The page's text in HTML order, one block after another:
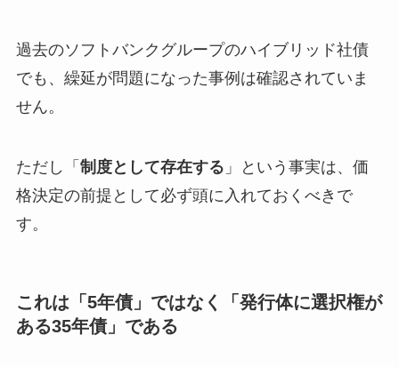
過去のソフトバンクグループのハイブリッド社債
でも、繰延が問題になった事例は確認されていま
せん。
ただし「 制度として存在する 」という事実は、価
格決定の前提として必ず頭に入れておくべきで
す。
これは「5年債」ではなく「発行体に選択権が
ある35年債」である